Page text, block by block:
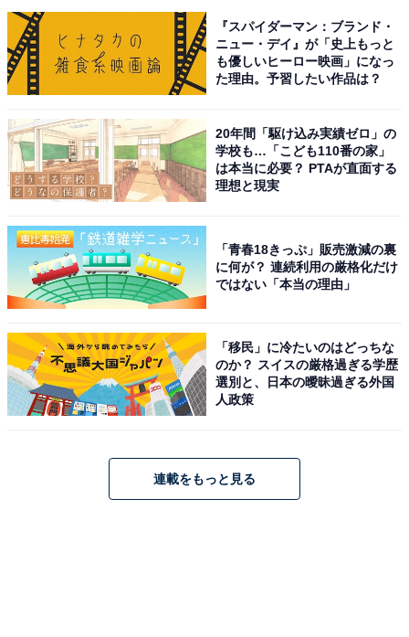
らは5月13日から順次発売されます。
左から「6種具材の冷し中華」「冷したぬきうどん／冷しぶっかけうどん」
「ざるそば」
定番！特製醤油だれ 6種具材の冷し中華（税込578円）
【発売地域】全国
【発売日】5月13日
麺にたんぱく値の高い国産中強力粉を配合してコシをア
ップ。特製スープはごま油の比率をアップしてより香ば
しさが感じられるように。さらに、麺やほかの具材とも
調和するように、細切りカットの豚ももチャーシューを
トッピングしています。
品の仕様が異なります
『スパイダーマン：ブランド・
ニュー・デイ』が「史上もっと
も優しいヒーロー映画」になっ
た理由。予習したい作品は？
20年間「駆け込み実績ゼロ」の
学校も…「こども110番の家」
は本当に必要？ PTAが直面する
理想と現実
「青春18きっぷ」販売激減の裏
に何が？ 連続利用の厳格化だけ
ではない「本当の理由」
「移民」に冷たいのはどっちな
のか？ スイスの厳格過ぎる学歴
選別と、日本の曖昧過ぎる外国
人政策
連載をもっと見る